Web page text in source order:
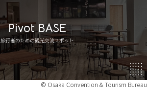
Pivot BASE
旅行者のための観光交流スポット
© Osaka Convention & Tourism Bureau